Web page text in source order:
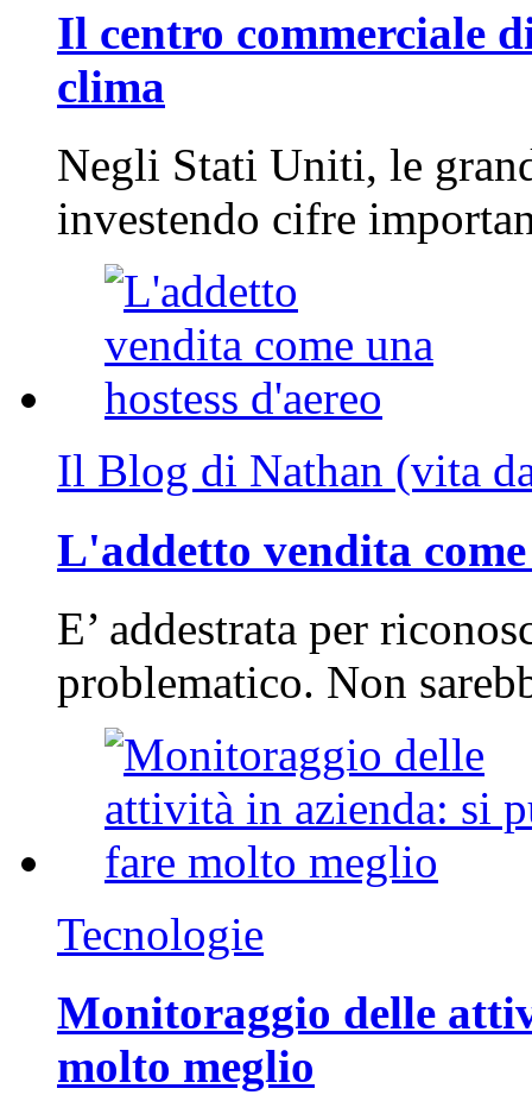
Il centro commerciale
clima
Negli Stati Uniti, le
investendo cifre
Il Blog di Nathan (vita
L'addetto vendita
E’ addestrata per
problematico. Non
Tecnologie
Monitoraggio delle
molto meglio